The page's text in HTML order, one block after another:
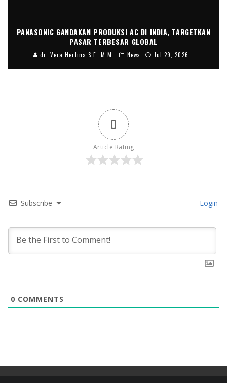
PANASONIC GANDAKAN PRODUKSI AC DI INDIA, TARGETKAN
PASAR TERBESAR GLOBAL
dr. Vera Herlina,S.E.,M.M. News Jul 29, 2026
0
Article Rating
Subscribe Login
0 COMMENTS